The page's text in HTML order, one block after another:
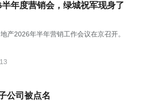
年度营销会，绿城祝军现身了
产2026年半年营销工作会议在京召开。
公司被点名